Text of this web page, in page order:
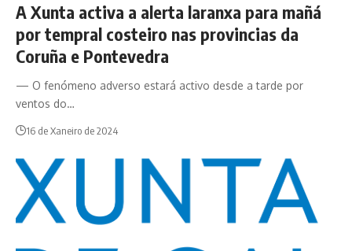
A Xunta activa a alerta laranxa para mañá
por tempral costeiro nas provincias da
Coruña e Pontevedra
— O fenómeno adverso estará activo desde a tarde por
ventos do…
16 de Xaneiro de 2024